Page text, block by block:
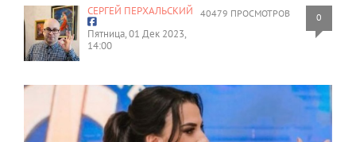
40479 ПРОСМОТРОВ 0
СЕРГЕЙ ПЕРХАЛЬСКИЙ
Пятница, 01 Дек 2023,
14:00